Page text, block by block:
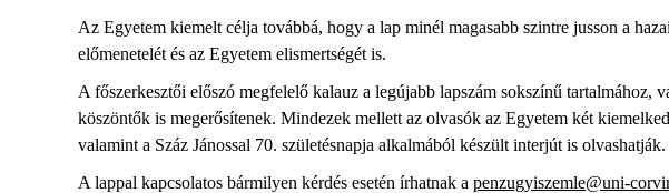
Az Egyetem kiemelt célja továbbá, hogy a lap minél magasabb szintre jusson a
előmenetelét és az Egyetem elismertségét is.
A főszerkesztői előszó megfelelő kalauz a legújabb lapszám sokszínű
köszöntők is megerősítenek. Mindezek mellett az olvasók az Egyetem két
valamint a Száz Jánossal 70. születésnapja alkalmából készült interjút is olvashatják.
A lappal kapcsolatos bármilyen kérdés esetén írhatnak a penzugyiszemle@uni-